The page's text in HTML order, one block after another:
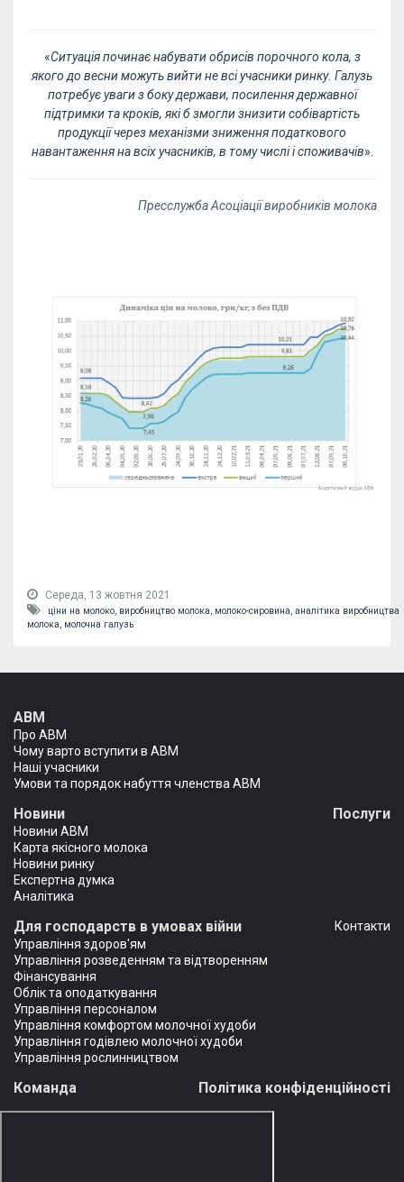
«Ситуація починає набувати обрисів порочного кола, з
якого до весни можуть вийти не всі учасники ринку. Галузь
потребує уваги з боку держави, посилення державної
підтримки та кроків, які б змогли знизити собівартість
продукції через механізми зниження податкового
навантаження на всіх учасників, в тому числі і споживачів».
Пресслужба Асоціації виробників молока
Середа, 13 жовтня 2021
ціни на молоко, виробництво молока, молоко-сировина, аналітика виробництва
молока, молочна галузь
АВМ
Про АВМ
Чому варто вступити в АВМ
Наші учасники
Умови та порядок набуття членства АВМ
Новини
Новини АВМ
Карта якісного молока
Новини ринку
Експертна думка
Аналітика
Послуги
Для господарств в умовах війни
Управління здоров'ям
Управління розведенням та відтворенням
Фінансування
Облік та оподаткування
Управління персоналом
Управління комфортом молочної худоби
Управління годівлею молочної худоби
Управління рослинництвом
Контакти
Команда Політика конфіденційності